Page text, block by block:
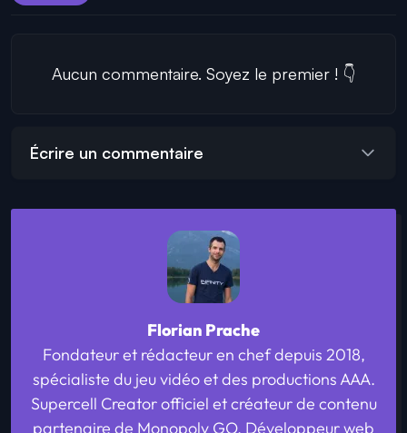
Aucun commentaire. Soyez le premier ! 👇
Écrire un commentaire
Florian Prache
Fondateur et rédacteur en chef depuis 2018,
spécialiste du jeu vidéo et des productions AAA.
Supercell Creator officiel et créateur de contenu
partenaire de Monopoly GO. Développeur web